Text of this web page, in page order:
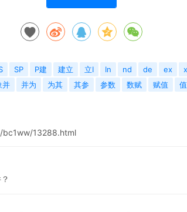
SP P建 建立 立I In nd de ex
并 并为 为其 其参 参数 数赋 赋值
13288.html